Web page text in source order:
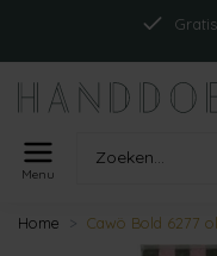
Menu
Home Cawö Bold 6277